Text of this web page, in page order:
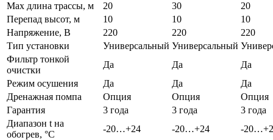
Max длина трассы, м 20 30
20
Перепад высот, м
10 10
10
Напряжение, В
220 220
220
Тип установки
Универсальный Универсальный
Фильтр тонкой
очистки
Да Да
Да
Режим осушения
Да Да
Да
Дренажная помпа
Опция Опция
Опция
Гарантия
3 года 3 года
3 года
Диапазон t на
обогрев, °С
-20…+24 -20…+24
-